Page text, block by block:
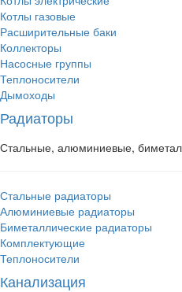
Котлы газовые
Расширительные баки
Коллекторы
Насосные группы
Теплоносители
Дымоходы
Радиаторы
Стальные, алюминиевые,
Стальные радиаторы
Алюминиевые радиаторы
Биметаллические радиаторы
Комплектующие
Теплоносители
Канализация